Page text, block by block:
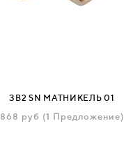
ЗВ2 SN МАТНИКЕЛЬ 01
868 руб (1 Предложение)